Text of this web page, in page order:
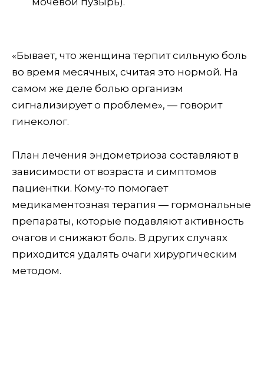
«Бывает, что женщина терпит сильную боль
во время месячных, считая это нормой. На
самом же деле болью организм
сигнализирует о проблеме», — говорит
гинеколог.
План лечения эндометриоза составляют в
зависимости от возраста и симптомов
пациентки. Кому-то помогает
медикаментозная терапия — гормональные
препараты, которые подавляют активность
очагов и снижают боль. В других случаях
приходится удалять очаги хирургическим
методом.